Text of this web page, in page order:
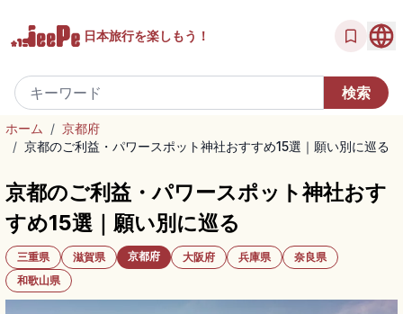
日本旅行を楽しもう！
ホーム / 京都府
/ 京都のご利益・パワースポット神社おすすめ15選｜願い別に巡る
京都のご利益・パワースポット神社おす
すめ15選｜願い別に巡る
三重県 滋賀県 京都府 大阪府 兵庫県
奈良県
和歌山県